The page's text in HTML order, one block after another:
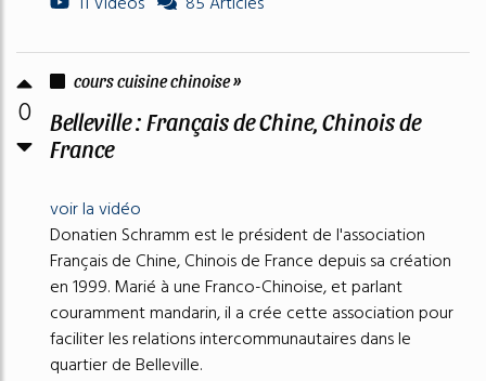
0
cours cuisine chinoise »
Belleville : Français de Chine, Chinois de
France
voir la vidéo
Donatien Schramm est le président de l'association
Français de Chine, Chinois de France depuis sa création
en 1999. Marié à une Franco-Chinoise, et parlant
couramment mandarin, il a crée cette association pour
faciliter les relations intercommunautaires dans le
quartier de Belleville.